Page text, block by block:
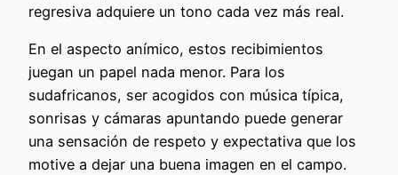
regresiva adquiere un tono cada vez más real.
En el aspecto anímico, estos recibimientos
juegan un papel nada menor. Para los
sudafricanos, ser acogidos con música típica,
sonrisas y cámaras apuntando puede generar
una sensación de respeto y expectativa que los
motive a dejar una buena imagen en el campo.